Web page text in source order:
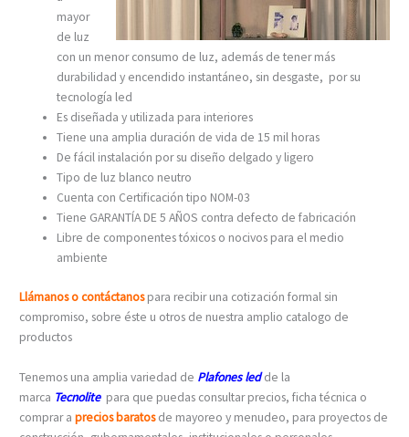
mayor
de luz
con un menor consumo de luz, además de tener más
durabilidad y encendido instantáneo, sin desgaste, por su
tecnología led
Es diseñada y utilizada para interiores
Tiene una amplia duración de vida de 15 mil horas
De fácil instalación por su diseño delgado y ligero
Tipo de luz blanco neutro
Cuenta con Certificación tipo NOM-03
Tiene GARANTÍA DE 5 AÑOS contra defecto de fabricación
Libre de componentes tóxicos o nocivos para el medio
ambiente
Llámanos o contáctanospara recibir una cotización formal sin
compromiso, sobre éste u otros de nuestra amplio catalogo de
productos
Tenemos una amplia variedad de Plafones ledde la
marca Tecnolite para que puedas consultar precios, ficha técnica o
comprar a precios baratosde mayoreo y menudeo, para proyectos de